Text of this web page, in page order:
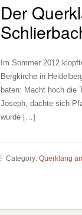
Der
Im Sommer 2012
Bergkirche in
baten: Macht hoch die
Joseph, dachte sich
wurde […]
Category: Querklang